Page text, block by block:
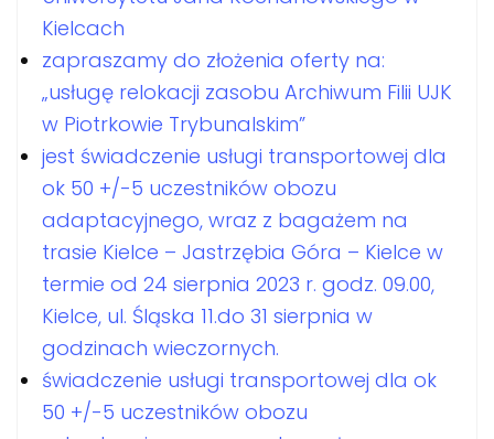
Kielcach
zapraszamy do złożenia oferty na:
„usługę relokacji zasobu Archiwum Filii UJK
w Piotrkowie Trybunalskim”
jest świadczenie usługi transportowej dla
ok 50 +/-5 uczestników obozu
adaptacyjnego, wraz z bagażem na
trasie Kielce – Jastrzębia Góra – Kielce w
termie od 24 sierpnia 2023 r. godz. 09.00,
Kielce, ul. Śląska 11.do 31 sierpnia w
godzinach wieczornych.
świadczenie usługi transportowej dla ok
50 +/-5 uczestników obozu